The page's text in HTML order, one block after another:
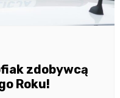
zdobywcą
Roku!